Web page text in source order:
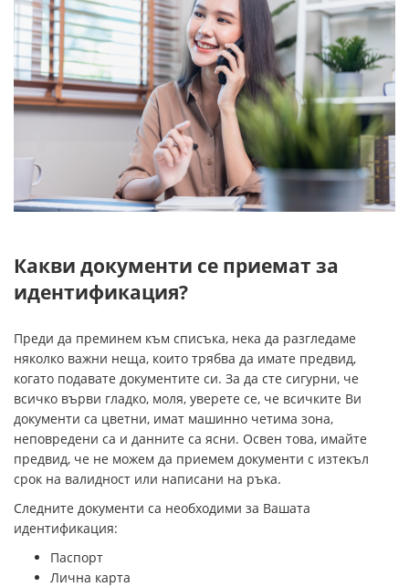
Какви документи се приемат за
идентификация?
Преди да преминем към списъка, нека да разгледаме
няколко важни неща, които трябва да имате предвид,
когато подавате документите си. За да сте сигурни, че
всичко върви гладко, моля, уверете се, че всичките Ви
документи са цветни, имат машинно четима зона,
неповредени са и данните са ясни. Освен това, имайте
предвид, че не можем да приемем документи с изтекъл
срок на валидност или написани на ръка.
Следните документи са необходими за Вашата
идентификация:
Паспорт
Лична карта